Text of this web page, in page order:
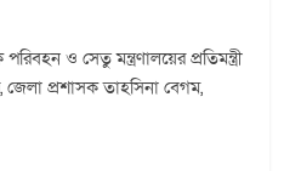
ও সেতু মন্ত্রণালয়ের প্রতিমন্ত্রী
প্রশাসক তাহসিনা বেগম,